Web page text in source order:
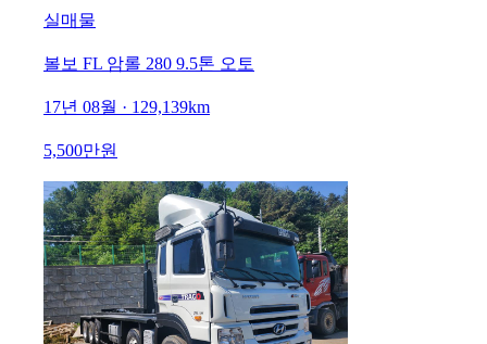
실매물
볼보 FL 암롤 280 9.5톤 오토
17년 08월 · 129,139km
5,500만원